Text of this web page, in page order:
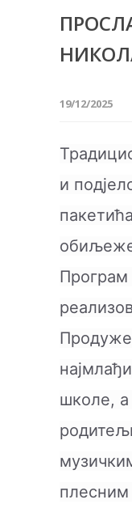
19/12/2025
и
школе,
плесним